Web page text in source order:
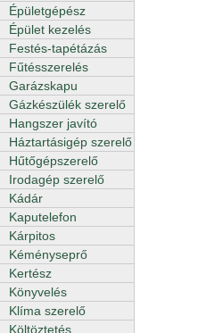
Épületgépész
Épület kezelés
Festés-tapétázás
Fűtésszerelés
Garázskapu
Gázkészülék szerelő
Hangszer javító
Háztartásigép szerelő
Hűtőgépszerelő
Irodagép szerelő
Kádár
Kaputelefon
Kárpitos
Kéményseprő
Kertész
Könyvelés
Klíma szerelő
Költöztetés